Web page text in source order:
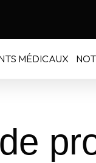
MÉDICAUX